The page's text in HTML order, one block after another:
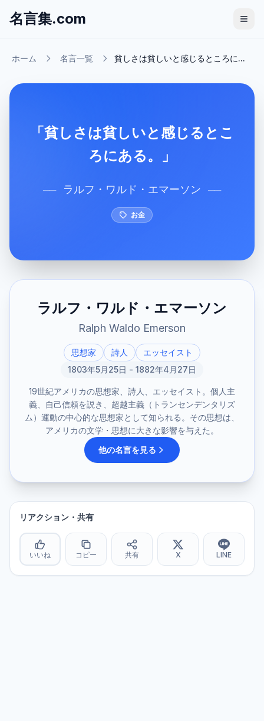
名言集.com
ホーム 名言一覧 貧しさは貧しいと感じるところに...
「貧しさは貧しいと感じるとこ
ろにある。」
── ラルフ・ワルド・エマーソン ──
お金
ラルフ・ワルド・エマーソン
Ralph Waldo Emerson
思想家 詩人
エッセイスト
1803年5月25日 - 1882年4月27日
19世紀アメリカの思想家、詩人、エッセイスト。個人主
義、自己信頼を説き、超越主義（トランセンデンタリズ
ム）運動の中心的な思想家として知られる。その思想は、
アメリカの文学・思想に大きな影響を与えた。
他の名言を見る
リアクション・共有
いいね コピー 共有 X LINE